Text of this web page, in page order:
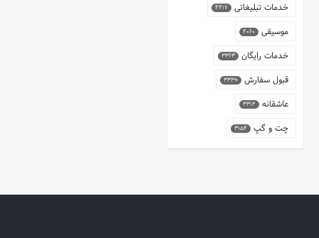
خدمات تبلیغاتی 4417
موسیقی 4060
خدمات رایگان 3363
قبول سفارش 3339
عاشقانه 3312
چت و گپ 3154